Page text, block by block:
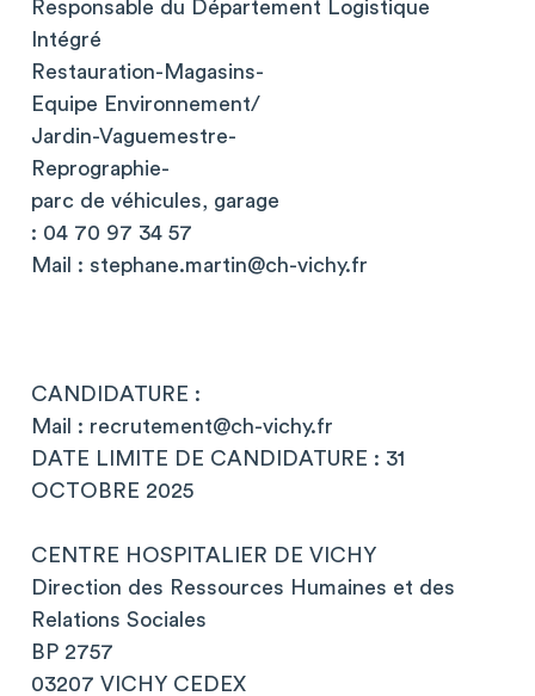
Responsable du Département Logistique
Intégré
Restauration-Magasins-
Equipe Environnement/
Jardin-Vaguemestre-
Reprographie-
parc de véhicules, garage
: 04 70 97 34 57
Mail : stephane.martin@ch-vichy.fr
CANDIDATURE :
Mail : recrutement@ch-vichy.fr
DATE LIMITE DE CANDIDATURE : 31
OCTOBRE 2025
CENTRE HOSPITALIER DE VICHY
Direction des Ressources Humaines et des
Relations Sociales
BP 2757
03207 VICHY CEDEX